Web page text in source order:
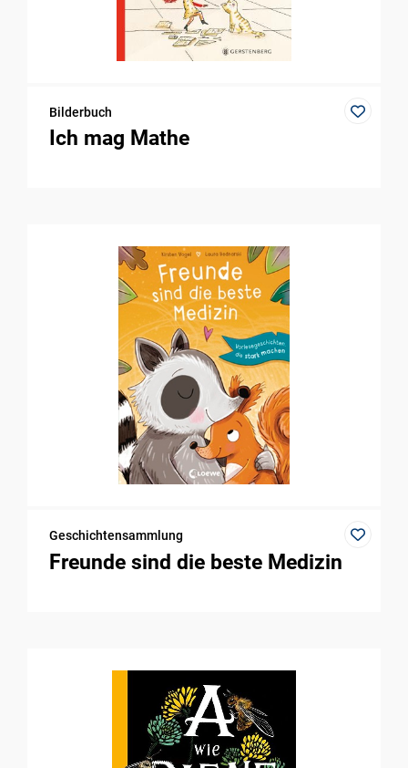
Bilderbuch
Ich mag Mathe
Geschichtensammlung
Freunde sind die beste Medizin